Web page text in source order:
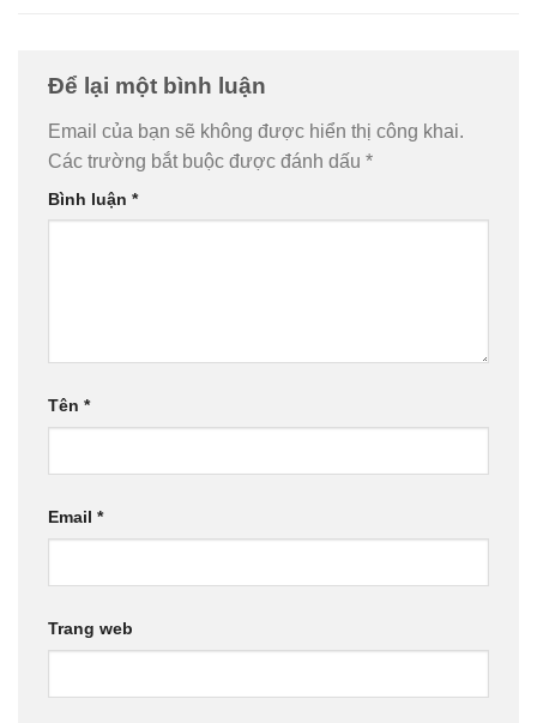
Để lại một bình luận
Email của bạn sẽ không được hiển thị công khai.
Các trường bắt buộc được đánh dấu *
Bình luận *
Tên *
Email *
Trang web